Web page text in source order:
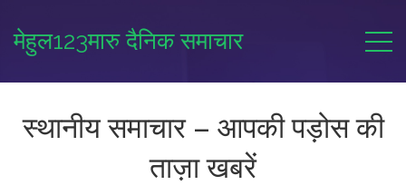
मेहुल123मारु दैनिक समाचार
स्थानीय समाचार – आपकी पड़ोस की
ताज़ा खबरें